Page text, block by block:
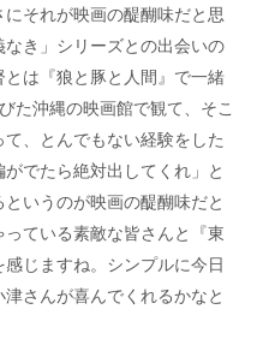
それが映画の醍醐味だと思
き」シリーズとの出会いの
は『狼と豚と人間』で一緒
た沖縄の映画館で観て、そこ
、とんでもない経験をした
でたら絶対出してくれ」と
いうのが映画の醍醐味だと
ている素敵な皆さんと『東
じますね。シンプルに今日
さんが喜んでくれるかなと